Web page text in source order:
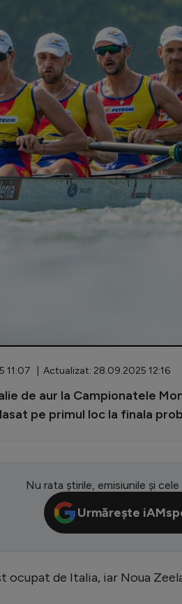
11:07 | Actualizat: 28.09.2025 12:16
de aur la Campionatele
pe primul loc la finala
Nu rata știrile, emisiunile și
Urmărește
ocupat de Italia, iar Noua